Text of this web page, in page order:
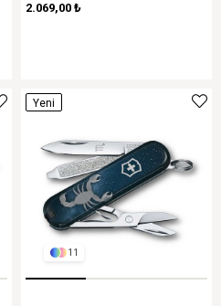
2.069,00 ₺
Yeni
11